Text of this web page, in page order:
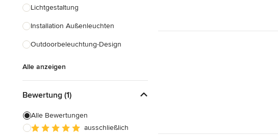
Einbauschränke
Lichtgestaltung
Installation Außenleuchten
Outdoorbeleuchtung-Design
Alle anzeigen
Bewertung (1)
Alle Bewertungen
ausschließlich